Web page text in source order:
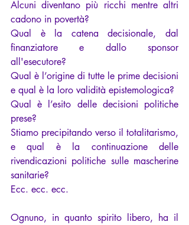
Alcuni diventano più ricchi mentre altri
cadono in povertà?
Qual è la catena decisionale, dal
finanziatore e dallo sponsor
all'esecutore?
Qual è l’origine di tutte le prime decisioni
e qual è la loro validità epistemologica?
Qual è l’esito delle decisioni politiche
prese?
Stiamo precipitando verso il totalitarismo,
e qual è la continuazione delle
rivendicazioni politiche sulle mascherine
sanitarie?
Ecc. ecc. ecc.
Ognuno, in quanto spirito libero, ha il